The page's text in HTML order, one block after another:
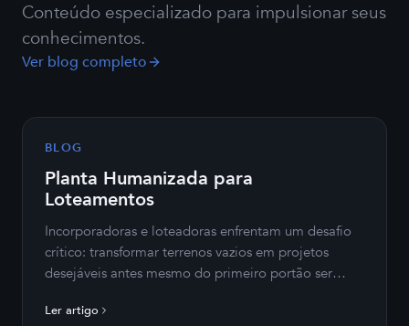
Conteúdo especializado para impulsionar seus
conhecimentos.
Ver blog completo
BLOG
Planta Humanizada para
Loteamentos
Incorporadoras e loteadoras enfrentam um desafio
crítico: transformar terrenos vazios em projetos
desejáveis antes mesmo do primeiro portão ser
mostram apenas dimensões e divisas, a planta…
Ler artigo